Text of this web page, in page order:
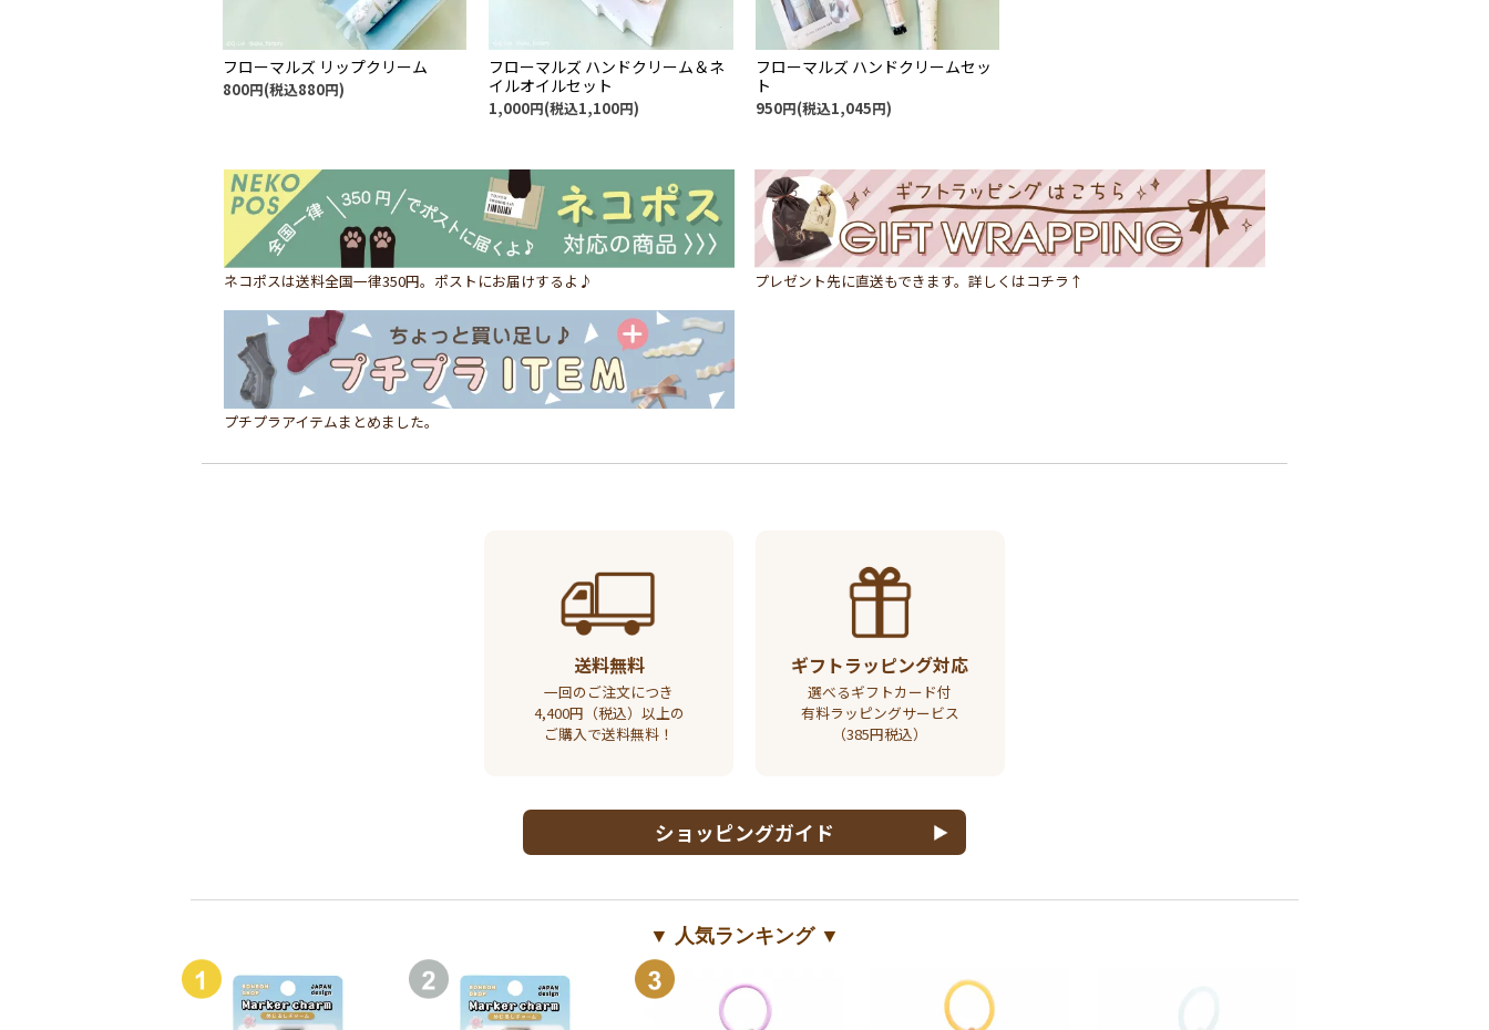
フローマルズ リップクリーム
800円(税込880円)
フローマルズ ハンドクリーム＆ネ
イルオイルセット
1,000円(税込1,100円)
フローマルズ ハンドクリームセッ
ト
950円(税込1,045円)
ネコポスは送料全国一律350円。ポストにお届けするよ♪ プレゼント先に直送もできます。詳しくはコチラ↑
プチプラアイテムまとめました。
送料無料
一回のご注文につき
4,400円（税込）以上の
ご購入で送料無料！
ギフトラッピング対応
選べるギフトカード付
有料ラッピングサービス
（385円税込）
ショッピングガイド
▼ 人気ランキング ▼